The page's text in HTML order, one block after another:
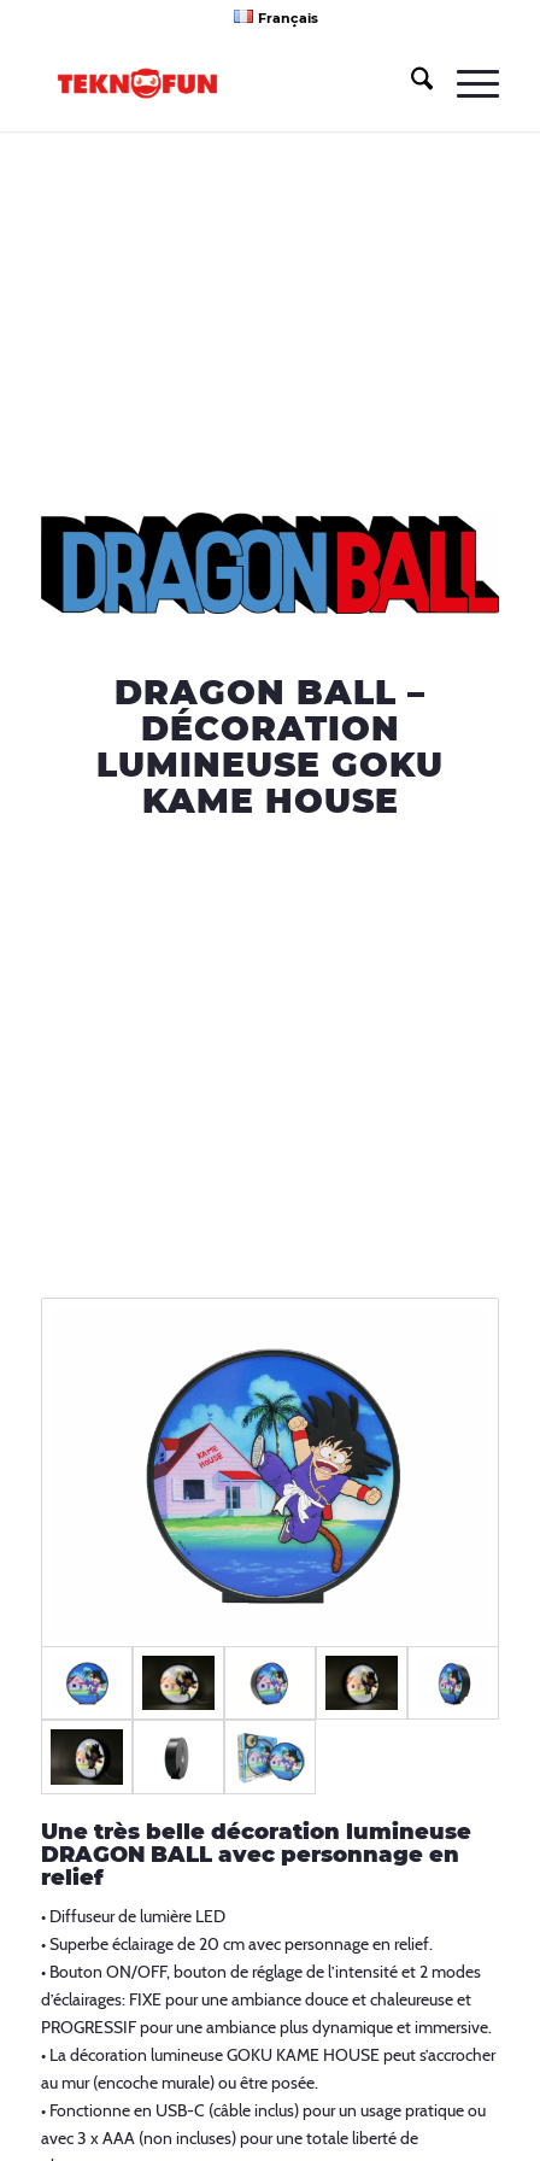
Français
DRAGON BALL –
DÉCORATION
LUMINEUSE GOKU
KAME HOUSE
Une très belle décoration lumineuse
DRAGON BALL avec personnage en
relief
• Diffuseur de lumière LED
• Superbe éclairage de 20 cm avec personnage en relief.
• Bouton ON/OFF, bouton de réglage de l’intensité et 2 modes
d’éclairages: FIXE pour une ambiance douce et chaleureuse et
PROGRESSIF pour une ambiance plus dynamique et immersive.
• La décoration lumineuse GOKU KAME HOUSE peut s’accrocher
au mur (encoche murale) ou être posée.
• Fonctionne en USB-C (câble inclus) pour un usage pratique ou
avec 3 x AAA (non incluses) pour une totale liberté de